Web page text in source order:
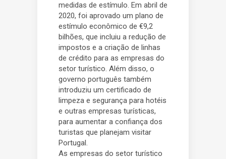
medidas de estímulo. Em abril de
2020, foi aprovado um plano de
estímulo econômico de €9,2
bilhões, que incluiu a redução de
impostos e a criação de linhas
de crédito para as empresas do
setor turístico. Além disso, o
governo português também
introduziu um certificado de
limpeza e segurança para hotéis
e outras empresas turísticas,
para aumentar a confiança dos
turistas que planejam visitar
Portugal.
As empresas do setor turístico